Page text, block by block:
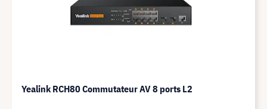
Yealink RCH80 Commutateur AV 8 ports L2